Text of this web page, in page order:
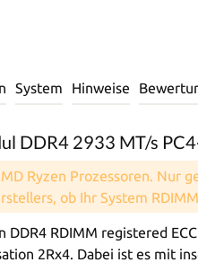
System Hinweise
DDR4 2933 MT/s
Ryzen Prozessoren.
ob Ihr System
DDR4 RDIMM registered
2Rx4. Dabei ist es mit